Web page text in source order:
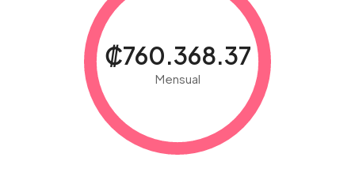
₡760.368.37
Mensual